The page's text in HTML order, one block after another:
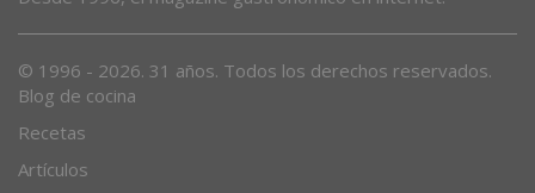
Blog de cocina
Recetas